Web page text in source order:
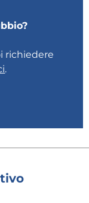
richiedere
.